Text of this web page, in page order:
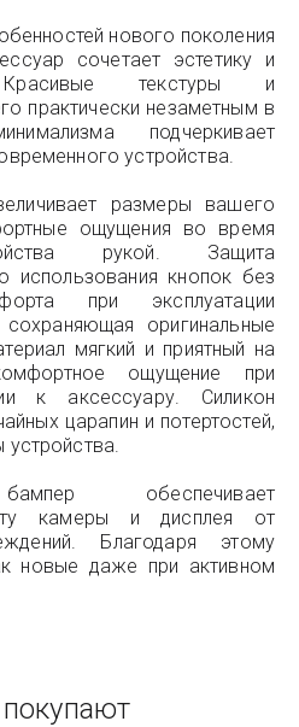
нового поколения
сочетает эстетику и
Красивые текстуры и
практически незаметным в
подчеркивает
устройства.
размеры вашего
ощущения во время
рукой. Защита
использования кнопок без
при эксплуатации
оригинальные
мягкий и приятный на
ощущение при
к аксесcуару. Силикон
царапин и потертостей,
обеспечивает
камеры и дисплея от
Благодаря этому
новые даже при активном